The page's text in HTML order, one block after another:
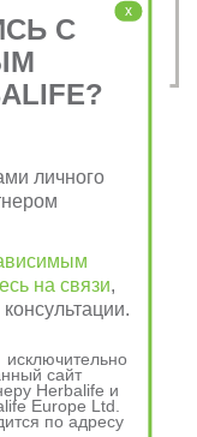
данных
x
С
личного
на связи,
исключительно
сайт
Herbalife и
Europe Ltd.
по адресу